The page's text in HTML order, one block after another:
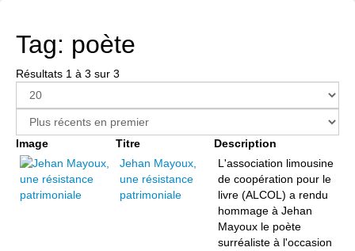
Tag: poète
Résultats 1 à 3 sur 3
Image Titre
Description
Jehan Mayoux,
une résistance
patrimoniale
L'association limousine
de coopération pour le
livre (ALCOL) a rendu
hommage à Jehan
Mayoux le poète
surréaliste à l'occasion